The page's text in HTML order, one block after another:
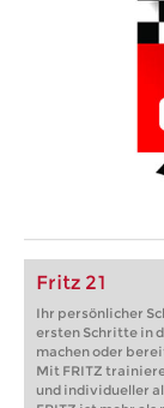
Fritz 21
Ihr persönlicher
ersten Schritte in
machen oder
Mit FRITZ
und individueller